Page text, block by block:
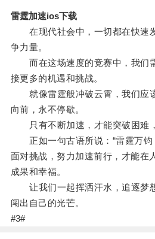
雷霆加速ios下载
在现代社会中，一切都在快速
争力量。
而在这场速度的竞赛中，我们
接更多的机遇和挑战。
就像雷霆般冲破云霄，我们应
向前，永不停歇。
只有不断加速，才能突破困难，
正如一句古语所说：“雷霆万钧
面对挑战，努力加速前行，才能在
成果和幸福。
让我们一起挥洒汗水，追逐梦想
闯出自己的光芒。
#3#